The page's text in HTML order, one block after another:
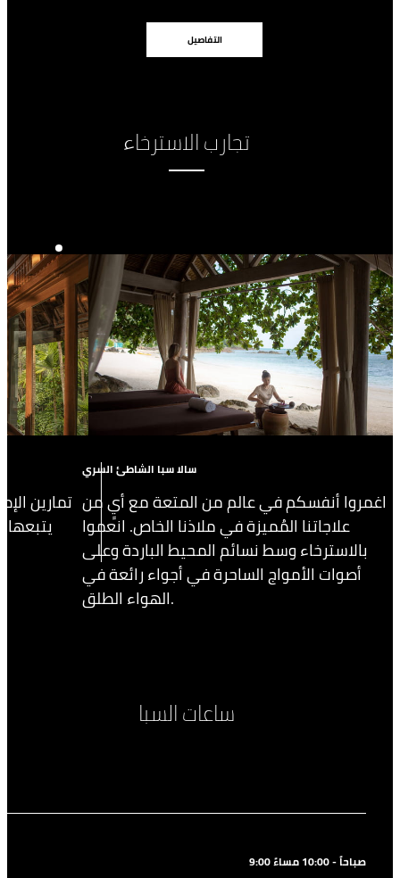
التفاصيل
تجارب الاسترخاء
سالا سبا الشاطئ السري
اغمروا أنفسكم في عالم من المتعة مع أيٍ من
علاجاتنا المُميزة في ملاذنا الخاص. انعموا
بالاسترخاء وسط نسائم المحيط الباردة وعلى
أصوات الأمواج الساحرة في أجواء رائعة في
الهواء الطلق.
تمارين
ساعات السبا
9:00 صباحاً - 10:00 مساءً